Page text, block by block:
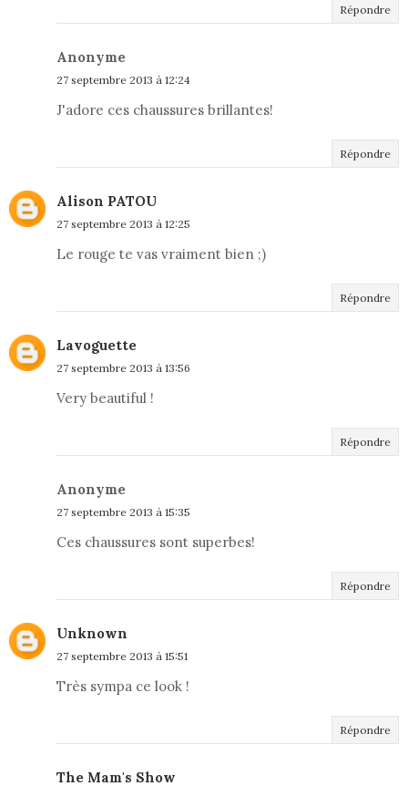
Répondre
Anonyme
27 septembre 2013 à 12:24
J'adore ces chaussures brillantes!
Répondre
Alison PATOU
27 septembre 2013 à 12:25
Le rouge te vas vraiment bien ;)
Répondre
Lavoguette
27 septembre 2013 à 13:56
Very beautiful !
Répondre
Anonyme
27 septembre 2013 à 15:35
Ces chaussures sont superbes!
Répondre
Unknown
27 septembre 2013 à 15:51
Très sympa ce look !
Répondre
The Mam's Show